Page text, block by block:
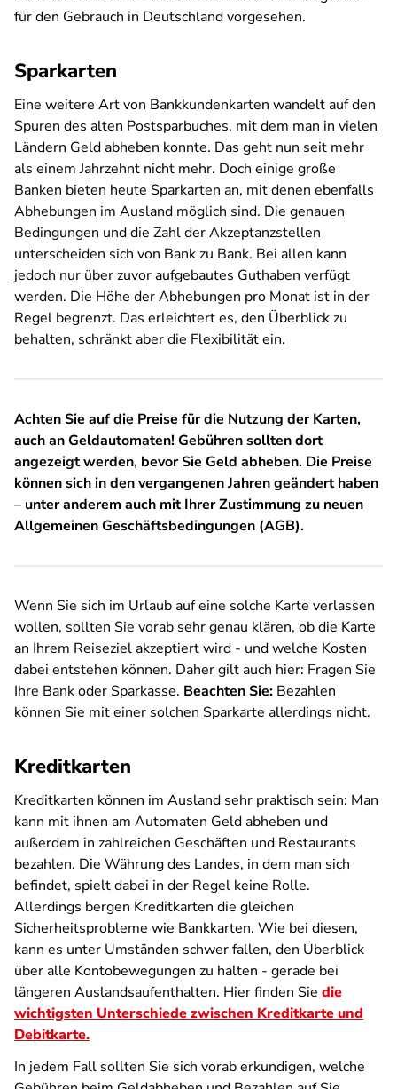
für den Gebrauch in Deutschland vorgesehen.
Sparkarten
Eine weitere Art von Bankkundenkarten wandelt auf den
Spuren des alten Postsparbuches, mit dem man in vielen
Ländern Geld abheben konnte. Das geht nun seit mehr
als einem Jahrzehnt nicht mehr. Doch einige große
Banken bieten heute Sparkarten an, mit denen ebenfalls
Abhebungen im Ausland möglich sind. Die genauen
Bedingungen und die Zahl der Akzeptanzstellen
unterscheiden sich von Bank zu Bank. Bei allen kann
jedoch nur über zuvor aufgebautes Guthaben verfügt
werden. Die Höhe der Abhebungen pro Monat ist in der
Regel begrenzt. Das erleichtert es, den Überblick zu
behalten, schränkt aber die Flexibilität ein.
Achten Sie auf die Preise für die Nutzung der Karten,
auch an Geldautomaten! Gebühren sollten dort
angezeigt werden, bevor Sie Geld abheben. Die Preise
können sich in den vergangenen Jahren geändert haben
– unter anderem auch mit Ihrer Zustimmung zu neuen
Allgemeinen Geschäftsbedingungen (AGB).
Wenn Sie sich im Urlaub auf eine solche Karte verlassen
wollen, sollten Sie vorab sehr genau klären, ob die Karte
an Ihrem Reiseziel akzeptiert wird - und welche Kosten
dabei entstehen können. Daher gilt auch hier: Fragen Sie
Ihre Bank oder Sparkasse. Beachten Sie: Bezahlen
können Sie mit einer solchen Sparkarte allerdings nicht.
Kreditkarten
Kreditkarten können im Ausland sehr praktisch sein: Man
kann mit ihnen am Automaten Geld abheben und
außerdem in zahlreichen Geschäften und Restaurants
bezahlen. Die Währung des Landes, in dem man sich
befindet, spielt dabei in der Regel keine Rolle.
Allerdings bergen Kreditkarten die gleichen
Sicherheitsprobleme wie Bankkarten. Wie bei diesen,
kann es unter Umständen schwer fallen, den Überblick
über alle Kontobewegungen zu halten - gerade bei
längeren Auslandsaufenthalten. Hier finden Sie die
wichtigsten Unterschiede zwischen Kreditkarte und
Debitkarte.
In jedem Fall sollten Sie sich vorab erkundigen, welche